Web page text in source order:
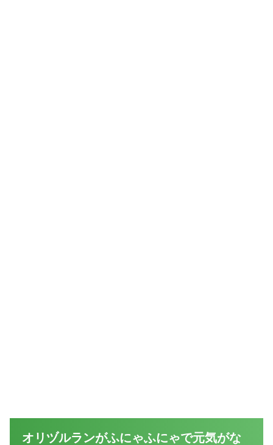
オリヅルランがふにゃふにゃで元気がな